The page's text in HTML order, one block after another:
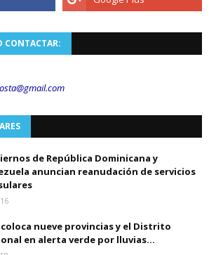
CONTACTAR:
com
de República Dominicana y
anuncian reanudación de servicios
coloca nueve provincias y el Distrito
en alerta verde por lluvias...